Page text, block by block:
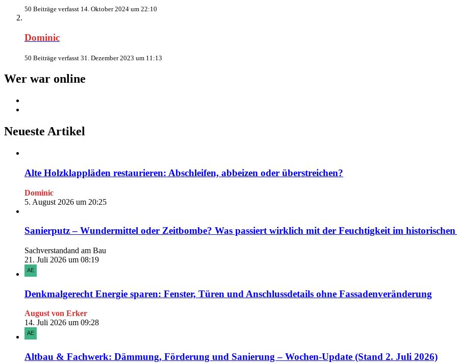
50 Beiträge verfasst 14. Oktober 2024 um 22:10
Dominic
50 Beiträge verfasst 31. Dezember 2023 um 11:13
Wer war online
Neueste Artikel
Alte Holzklappläden restaurieren: Abschleifen, abbeizen oder überstreichen?
Dominic
5. August 2026 um 20:25
Sanierputz – Wundermittel oder Zeitbombe? Was passiert wirklich mit der Feuchtigkeit im
Sachverstandand am Bau
21. Juli 2026 um 08:19
Denkmalgerecht Energie sparen: Fenster, Türen und Anschlussdetails ohne Fassadenveränderung
August von Erker
14. Juli 2026 um 09:28
Altbau & Fachwerk: Dämmung, Förderung und Sanierung – Wochen-Update (Stand 2. Juli 2026)